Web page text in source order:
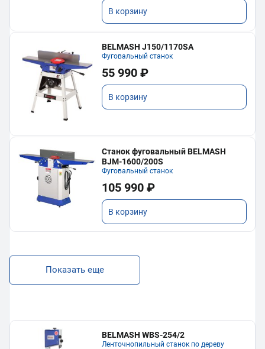
В корзину
BELMASH J150/1170SA
Фуговальный станок
55 990 ₽
В корзину
Станок фуговальный BELMASH
BJM-1600/200S
Фуговальный станок
105 990 ₽
В корзину
Показать еще
BELMASH WBS-254/2
Ленточнопильный станок по дереву